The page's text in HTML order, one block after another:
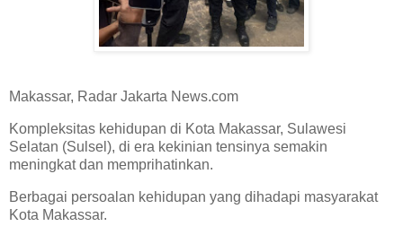
Makassar, Radar Jakarta News.com
Kompleksitas kehidupan di Kota Makassar, Sulawesi
Selatan (Sulsel), di era kekinian tensinya semakin
meningkat dan memprihatinkan.
Berbagai persoalan kehidupan yang dihadapi masyarakat
Kota Makassar.